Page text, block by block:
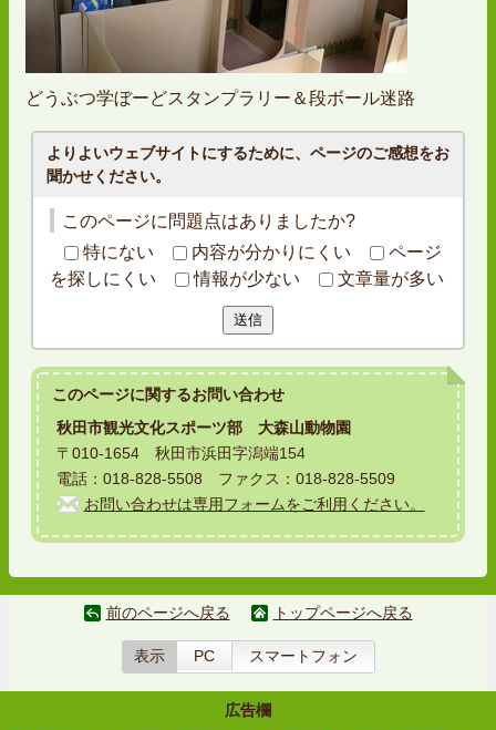
どうぶつ学ぼーどスタンプラリー＆段ボール迷路
よりよいウェブサイトにするために、ページのご感想をお
聞かせください。
このページに問題点はありましたか?
特にない
内容が分かりにくい
ページ
を探しにくい
情報が少ない 文章量が多い
送信
このページに関するお問い合わせ
秋田市観光文化スポーツ部 大森山動物園
〒010-1654 秋田市浜田字潟端154
電話：018-828-5508 ファクス：018-828-5509
お問い合わせは専用フォームをご利用ください。
前のページへ戻る トップページへ戻る
表示 PC スマートフォン
広告欄